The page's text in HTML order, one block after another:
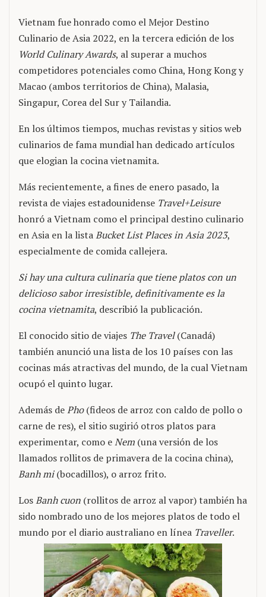
Vietnam fue honrado como el Mejor Destino
Culinario de Asia 2022, en la tercera edición de los
World Culinary Awards, al superar a muchos
competidores potenciales como China, Hong Kong y
Macao (ambos territorios de China), Malasia,
Singapur, Corea del Sur y Tailandia.
En los últimos tiempos, muchas revistas y sitios web
culinarios de fama mundial han dedicado artículos
que elogian la cocina vietnamita.
Más recientemente, a fines de enero pasado, la
revista de viajes estadounidense Travel+Leisure
honró a Vietnam como el principal destino culinario
en Asia en la listaBucket List Places in Asia 2023,
especialmente de comida callejera.
Si hay una cultura culinaria que tiene platos con un
delicioso sabor irresistible, definitivamente es la
cocina vietnamita, describió la publicación.
El conocido sitio de viajes The Travel(Canadá)
también anunció una lista de los 10 países con las
cocinas más atractivas del mundo, de la cual Vietnam
ocupó el quinto lugar.
Además dePho(fideos de arroz con caldo de pollo o
carne de res), el sitio sugirió otros platos para
experimentar, como eNem (una versión de los
llamados rollitos de primavera de la cocina china),
Banh mi(bocadillos), o arroz frito.
LosBanh cuon (rollitos de arroz al vapor) también ha
sido nombrado uno de los mejores platos de todo el
mundo por el diario australiano en línea Traveller.